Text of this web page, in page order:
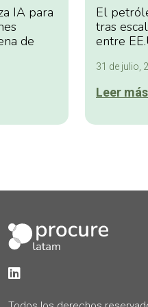
IA para
de
El
tras
entre
31 de julio,
Leer más
LinkedIn